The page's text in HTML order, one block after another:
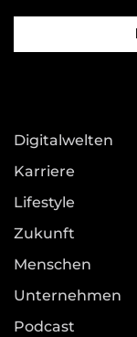
Digitalwelten
Karriere
Lifestyle
Zukunft
Menschen
Unternehmen
Podcast